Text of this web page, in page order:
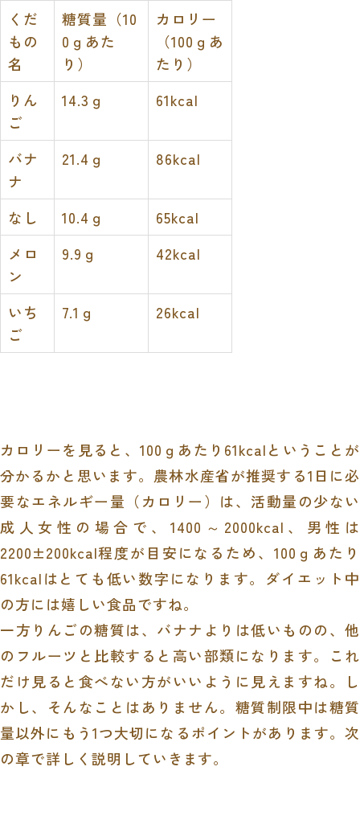
くだ
もの
名
糖質量（10
0ｇあた
り）
カロリー
（100ｇあ
たり）
りん
ご
14.3ｇ 61kcal
バナ
ナ
21.4ｇ 86kcal
なし 10.4ｇ
65kcal
メロ
ン
9.9ｇ 42kcal
いち
ご
7.1ｇ 26kcal
カロリーを見ると、100ｇあたり61kcalということが
分かるかと思います。農林水産省が推奨する1日に必
要なエネルギー量（カロリー）は、活動量の少ない
成人女性の場合で、1400～2000kcal、男性は
2200±200kcal程度が目安になるため、100ｇあたり
61kcalはとても低い数字になります。ダイエット中
の方には嬉しい食品ですね。
一方りんごの糖質は、バナナよりは低いものの、他
のフルーツと比較すると高い部類になります。これ
だけ見ると食べない方がいいように見えますね。し
かし、そんなことはありません。糖質制限中は糖質
量以外にもう1つ大切になるポイントがあります。次
の章で詳しく説明していきます。